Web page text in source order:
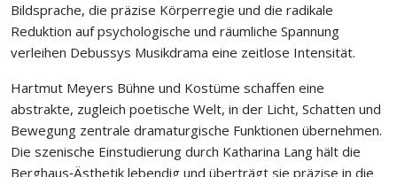
Bildsprache, die präzise Körperregie und die radikale
Reduktion auf psychologische und räumliche Spannung
verleihen Debussys Musikdrama eine zeitlose Intensität.
Hartmut Meyers Bühne und Kostüme schaffen eine
abstrakte, zugleich poetische Welt, in der Licht, Schatten und
Bewegung zentrale dramaturgische Funktionen übernehmen.
Die szenische Einstudierung durch Katharina Lang hält die
Berghaus‑Ästhetik lebendig und überträgt sie präzise in die